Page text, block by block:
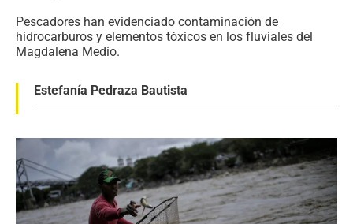
Pescadores han evidenciado contaminación de
hidrocarburos y elementos tóxicos en los fluviales del
Magdalena Medio.
Estefanía Pedraza Bautista